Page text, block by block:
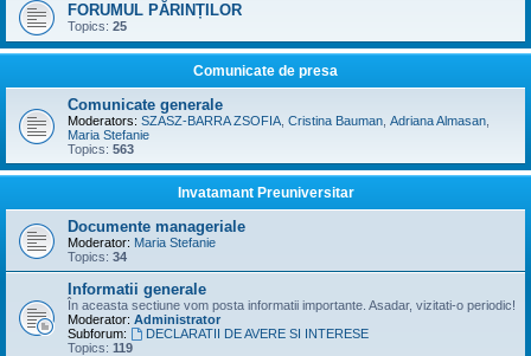
FORUMUL PĂRINȚILOR
Topics: 25
Comunicate de presa
Comunicate generale
Moderators: SZASZ-BARRA ZSOFIA Cristina Bauman Adriana Almasan
Maria Stefanie
Topics: 563
Invatamant Preuniversitar
Documente manageriale
Moderator: Maria Stefanie
Topics: 34
Informatii generale
În aceasta sectiune vom posta informatii importante. Asadar, vizitati-o periodic!
Moderator: Administrator
Subforum:
DECLARATII DE AVERE SI INTERESE
Topics: 119